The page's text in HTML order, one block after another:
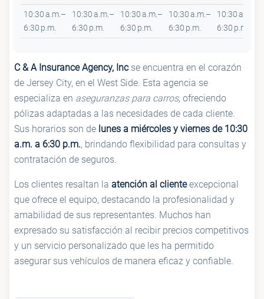
10:30 a.m.–
6:30 p.m.
10:30 a.m.–
6:30 p.m.
10:30 a.m.–
6:30 p.m.
10:30 a.m.–
6:30 p.m.
10:30 a.m.–
6:30 p.m.
C & A Insurance Agency, Incse encuentra en el corazón
de Jersey City, en el West Side. Esta agencia se
especializa en aseguranzas para carros, ofreciendo
pólizas adaptadas a las necesidades de cada cliente.
Sus horarios son de lunes a miércoles y viernes de 10:30
a.m. a 6:30 p.m., brindando flexibilidad para consultas y
contratación de seguros.
Los clientes resaltan la atención al clienteexcepcional
que ofrece el equipo, destacando la profesionalidad y
amabilidad de sus representantes. Muchos han
expresado su satisfacción al recibir precios competitivos
y un servicio personalizado que les ha permitido
asegurar sus vehículos de manera eficaz y confiable.